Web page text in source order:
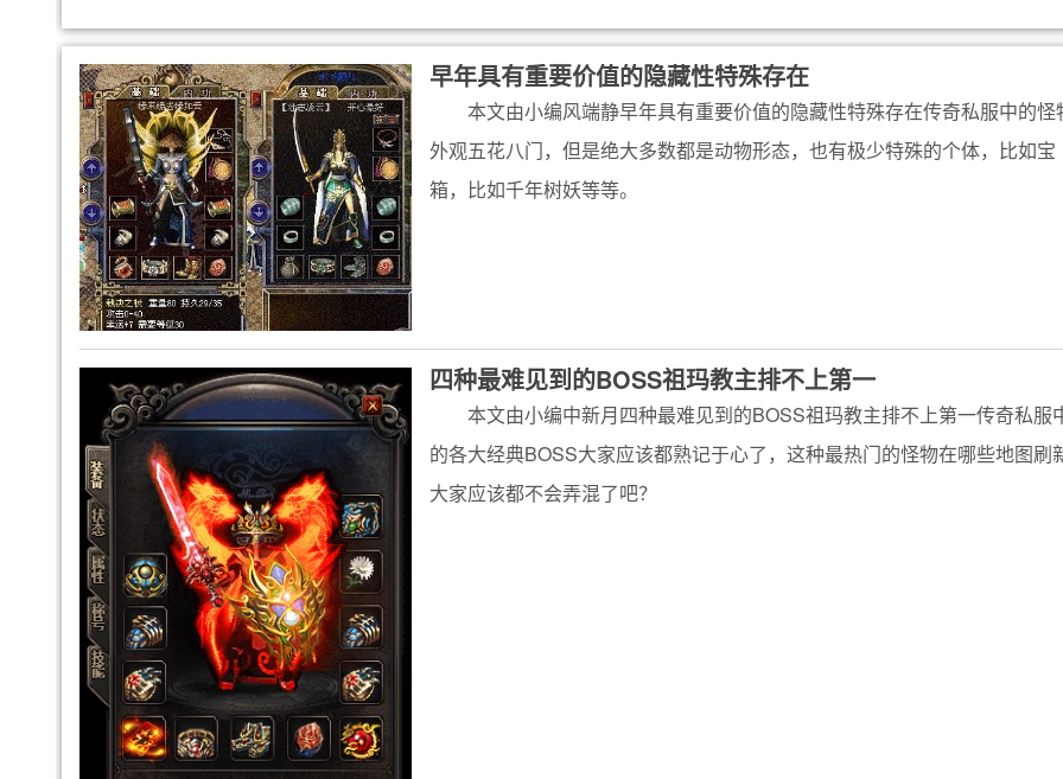
早年具有重要价值的隐藏性特殊存在
本文由小编风端静早年具有重要价值的隐藏性特殊存在传奇私服中的怪
外观五花八门，但是绝大多数都是动物形态，也有极少特殊的个体，比如宝
箱，比如千年树妖等等。
四种最难见到的BOSS祖玛教主排不上第一
本文由小编中新月四种最难见到的BOSS祖玛教主排不上第一传奇私服
的各大经典BOSS大家应该都熟记于心了，这种最热门的怪物在哪些地图刷
大家应该都不会弄混了吧？